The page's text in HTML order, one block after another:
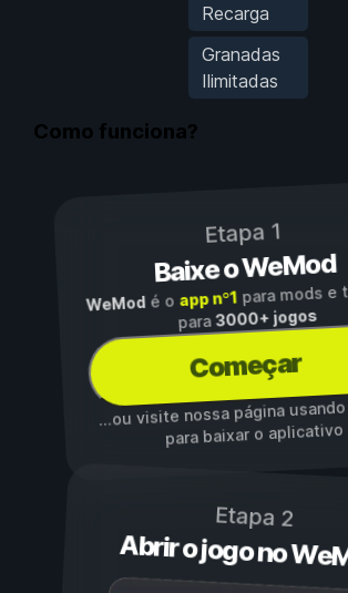
Recarga
Granadas
Ilimitadas
Como funciona?
Etapa 1
Baixe o WeMod
WeModé o app nº1para mods e
para3000+ jogos
Começar
...ou visite nossa página
para baixar o aplicativo
Etapa 2
Abrir o jogo no